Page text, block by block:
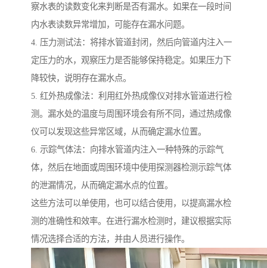
察水表的读数变化来判断是否有漏水。如果在一段时间
内水表读数异常增加，可能存在漏水问题。
4. 压力测试法：将排水管道封闭，然后向管道内注入一
定压力的水，观察压力是否能够保持稳定。如果压力下
降较快，说明存在漏水点。
5. 红外热成像法：利用红外热成像仪对排水管道进行检
测。漏水处的温度与周围环境会有所不同，通过热成像
仪可以发现这些异常区域，从而确定漏水位置。
6. 示踪气体法：向排水管道内注入一种特殊的示踪气
体，然后在地面或周围环境中使用探测器检测示踪气体
的泄漏情况，从而确定漏水点的位置。
这些方法可以单使用，也可以结合使用，以提高漏水检
测的准确性和效率。在进行漏水检测时，建议根据实际
情况选择合适的方法，并由人员进行操作。